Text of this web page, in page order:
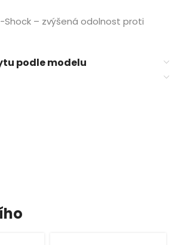
Shock – zvýšená odolnost proti
podle modelu